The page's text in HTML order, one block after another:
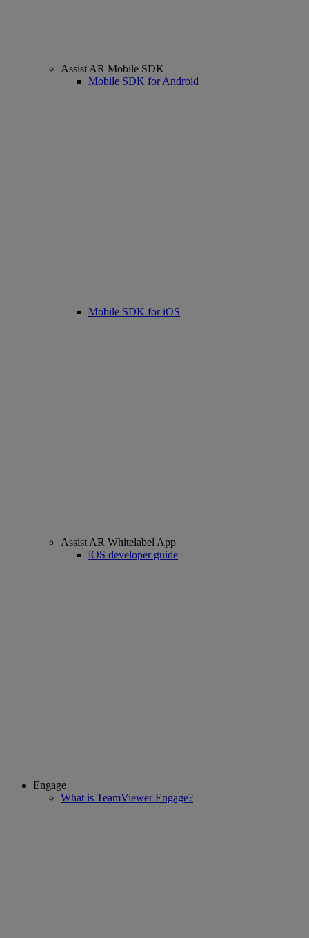
Assist AR Mobile SDK
Mobile SDK for Android
Mobile SDK for iOS
Assist AR Whitelabel App
iOS developer guide
Engage
What is TeamViewer Engage?